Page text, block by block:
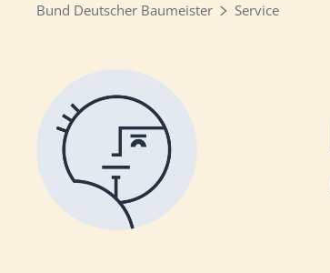
Bund Deutscher Baumeister Service